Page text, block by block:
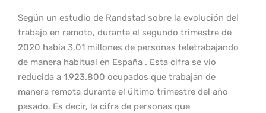
Según un estudio de Randstad sobre la evolución del
trabajo en remoto, durante el segundo trimestre de
2020 había 3,01 millones de personas teletrabajando
de manera habitual en España . Esta cifra se vio
reducida a 1.923.800 ocupados que trabajan de
manera remota durante el último trimestre del año
pasado. Es decir, la cifra de personas que